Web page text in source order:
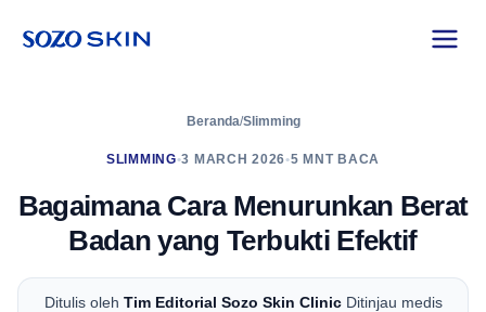
Beranda/Slimming
SLIMMING•3 MARCH 2026•5 MNT BACA
Bagaimana Cara Menurunkan Berat
Badan yang Terbukti Efektif
Ditulis oleh Tim Editorial Sozo Skin Clinic Ditinjau medis